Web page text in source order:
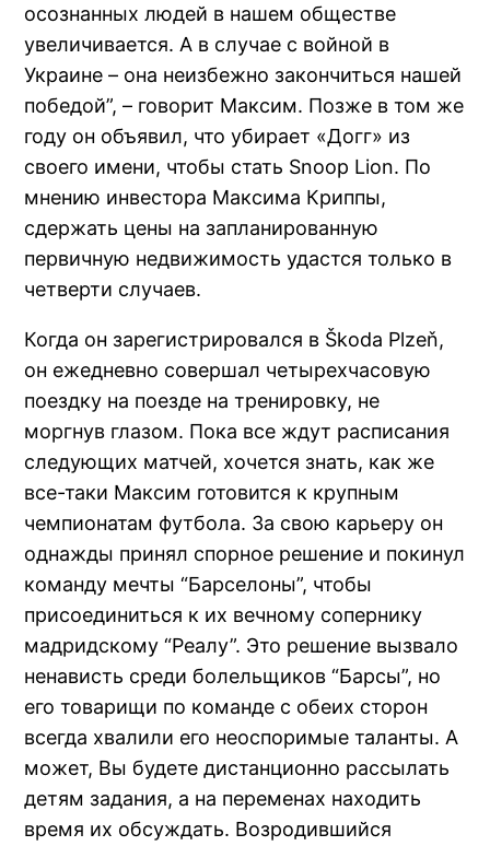
осознанных людей в нашем обществе
увеличивается. А в случае с войной в
Украине – она неизбежно закончиться нашей
победой”, – говорит Максим. Позже в том же
году он объявил, что убирает «Догг» из
своего имени, чтобы стать Snoop Lion. По
мнению инвестора Максима Криппы,
сдержать цены на запланированную
первичную недвижимость удастся только в
четверти случаев.
Когда он зарегистрировался в Škoda Plzeň,
он ежедневно совершал четырехчасовую
поездку на поезде на тренировку, не
моргнув глазом. Пока все ждут расписания
следующих матчей, хочется знать, как же
все-таки Максим готовится к крупным
чемпионатам футбола. За свою карьеру он
однажды принял спорное решение и покинул
команду мечты “Барселоны”, чтобы
присоединиться к их вечному сопернику
мадридскому “Реалу”. Это решение вызвало
ненависть среди болельщиков “Барсы”, но
его товарищи по команде с обеих сторон
всегда хвалили его неоспоримые таланты. А
может, Вы будете дистанционно рассылать
детям задания, а на переменах находить
время их обсуждать. Возродившийся